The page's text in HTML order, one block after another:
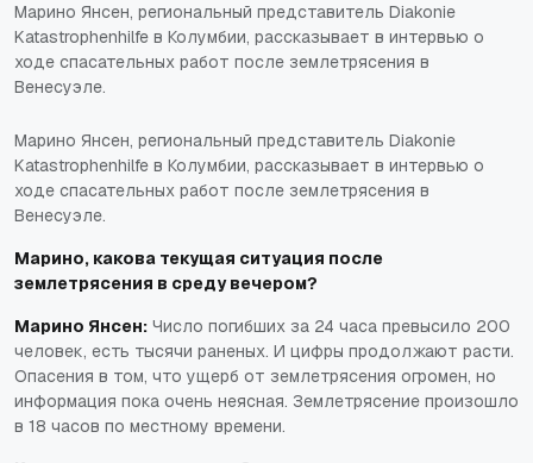
Марино Янсен, региональный представитель Diakonie
Katastrophenhilfe в Колумбии, рассказывает в интервью о
ходе спасательных работ после землетрясения в
Венесуэле.
Марино Янсен, региональный представитель Diakonie
Katastrophenhilfe в Колумбии, рассказывает в интервью о
ходе спасательных работ после землетрясения в
Венесуэле.
Марино, какова текущая ситуация после
землетрясения в среду вечером?
Марино Янсен: Число погибших за 24 часа превысило 200
человек, есть тысячи раненых. И цифры продолжают расти.
Опасения в том, что ущерб от землетрясения огромен, но
информация пока очень неясная. Землетрясение произошло
в 18 часов по местному времени.